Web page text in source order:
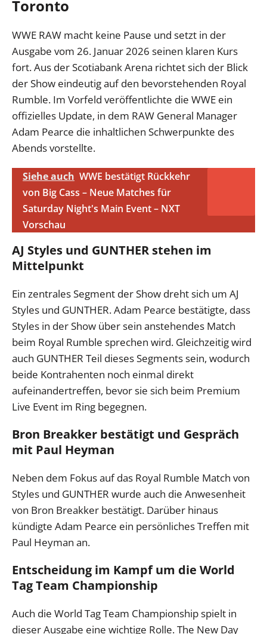
Toronto
WWE RAW macht keine Pause und setzt in der
Ausgabe vom 26. Januar 2026 seinen klaren Kurs
fort. Aus der Scotiabank Arena richtet sich der Blick
der Show eindeutig auf den bevorstehenden Royal
Rumble. Im Vorfeld veröffentlichte die WWE ein
offizielles Update, in dem RAW General Manager
Adam Pearce die inhaltlichen Schwerpunkte des
Abends vorstellte.
Siehe auch WWE bestätigt Rückkehr
von Big Cass – Neue Matches für
Saturday Night's Main Event – NXT
Vorschau
AJ Styles und GUNTHER stehen im
Mittelpunkt
Ein zentrales Segment der Show dreht sich um AJ
Styles und GUNTHER. Adam Pearce bestätigte, dass
Styles in der Show über sein anstehendes Match
beim Royal Rumble sprechen wird. Gleichzeitig wird
auch GUNTHER Teil dieses Segments sein, wodurch
beide Kontrahenten noch einmal direkt
aufeinandertreffen, bevor sie sich beim Premium
Live Event im Ring begegnen.
Bron Breakker bestätigt und Gespräch
mit Paul Heyman
Neben dem Fokus auf das Royal Rumble Match von
Styles und GUNTHER wurde auch die Anwesenheit
von Bron Breakker bestätigt. Darüber hinaus
kündigte Adam Pearce ein persönliches Treffen mit
Paul Heyman an.
Entscheidung im Kampf um die World
Tag Team Championship
Auch die World Tag Team Championship spielt in
dieser Ausgabe eine wichtige Rolle. The New Day